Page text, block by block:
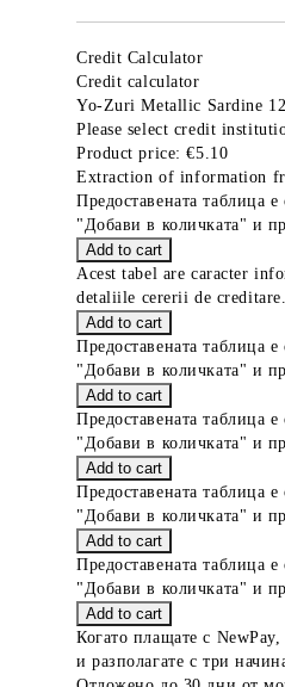
Credit Calculator
Credit calculator
Yo-Zuri Metallic Sardine
Please select credit
Product price: €5.10
Extraction of information
Предоставената таблица
"Добави в количката" и
Acest tabel are caracter
detaliile cererii de creditare.
Предоставената таблица
"Добави в количката" и
Предоставената таблица
"Добави в количката" и
Предоставената таблица
"Добави в количката" и
Предоставената таблица
"Добави в количката" и
Когато плащате с
и разполагате с три